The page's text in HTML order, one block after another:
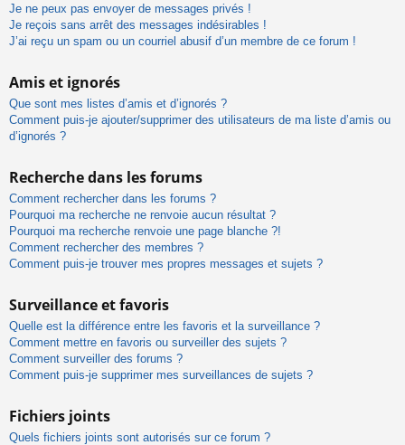
Je ne peux pas envoyer de messages privés !
Je reçois sans arrêt des messages indésirables !
J’ai reçu un spam ou un courriel abusif d’un membre de ce forum !
Amis et ignorés
Que sont mes listes d’amis et d’ignorés ?
Comment puis-je ajouter/supprimer des utilisateurs de ma liste d’amis ou
d’ignorés ?
Recherche dans les forums
Comment rechercher dans les forums ?
Pourquoi ma recherche ne renvoie aucun résultat ?
Pourquoi ma recherche renvoie une page blanche ?!
Comment rechercher des membres ?
Comment puis-je trouver mes propres messages et sujets ?
Surveillance et favoris
Quelle est la différence entre les favoris et la surveillance ?
Comment mettre en favoris ou surveiller des sujets ?
Comment surveiller des forums ?
Comment puis-je supprimer mes surveillances de sujets ?
Fichiers joints
Quels fichiers joints sont autorisés sur ce forum ?